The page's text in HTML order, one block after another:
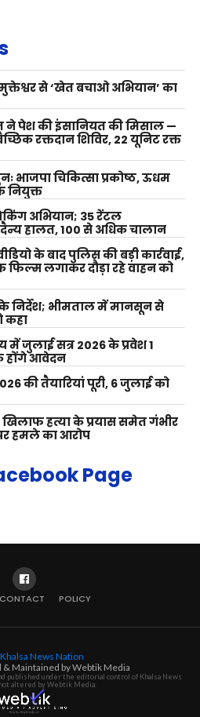
से ‘खेत बचाओ अभियान’ का
पेश की इंसानियत की मिसाल —
रक्तदान शिविर, 22 यूनिट रक्त
भाजपा चिकित्सा प्रकोष्ठ, ऊधम
नियुक्त
अभियान; 35 रेंटल
हालत, 100 से अधिक चालान
के बाद पुलिस की बड़ी कार्रवाई,
लगाकर दौड़ा रहे वाहन को
के निर्देश; भीमताल में मानसून से
कहा
में जुलाई सत्र 2026 के प्रवेश 1
होंगे आवेदन
की तैयारियां पूरी, 6 जुलाई को
खिलाफ हत्या के प्रयास समेत गंभीर
हमले का आरोप
Page
CONTACT POLICY
Khalsa News Nation
Maintained by Webtik Media
published under the editorial control of Khalsa News
altered by Webtik Media.